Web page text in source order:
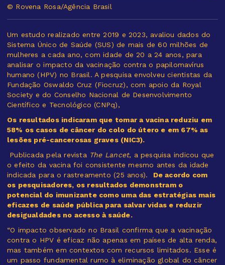
© Rovena Rosa/Agência Brasil
Um estudo realizado entre 2019 e 2023, avaliou dados do
Sistema Único de Saúde (SUS) de mais de 60 milhões de
mulheres a cada ano, com idade de 20 a 24 anos, para
analisar o impacto da vacinação contra o papilomavírus
humano (HPV) no Brasil. A pesquisa envolveu cientistas da
Fundação Oswaldo Cruz (Fiocruz), com apoio da Royal
Society e do Conselho Nacional de Desenvolvimento
Científico e Tecnológico (CNPq),
Os resultados indicaram que tomar a vacina reduziu em
58% os casos de câncer do colo do útero e em 67% as
lesões pré-cancerosas graves (NIC3).
Publicada pela revista The Lancet, a pesquisa indicou que
o efeito da vacina foi consistente mesmo antes da idade
indicada para o rastreamento (25 anos). De acordo com
os pesquisadores, os resultados demonstram o
potencial do imunizante como uma das estratégias mais
eficazes de saúde pública para salvar vidas e reduzir
desigualdades no acesso à saúde.
“O impacto observado no Brasil confirma que a vacinação
contra o HPV é eficaz não apenas em países de alta renda,
mas também em contextos com recursos limitados. Esse é
um passo fundamental rumo à eliminação global do câncer